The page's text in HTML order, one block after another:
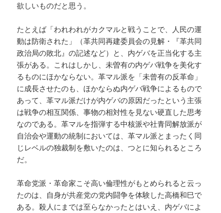
欲しいものだと思う。
たとえば「われわれがカクマルと戦うことで、人民の運
動は防衛された」（革共同再建委員会の見解・『革共同
政治局の敗北』の記述など）と、内ゲバを正当化する主
張がある。これはしかし、未曽有の内ゲバ戦争を美化す
るものにほかならない。革マル派を「未曾有の反革命」
に成長させたのも、ほかならぬ内ゲバ戦争によるもので
あって、革マル派だけが内ゲバの原因だったという主張
は戦争の相互関係、事物の相対性を見ない硬直した思考
なのである。革マルを指弾する中核派や社青同解放派が
自治会や運動の統制においては、革マル派とまったく同
じレベルの独裁制を敷いたのは、つとに知られるところ
だ。
革命党派・革命家こそ高い倫理性がもとめられると云っ
たのは、自身が共産党の党内闘争を体験した高橋和巳で
ある。殺人にまでは至らなかったとはいえ、内ゲバによ